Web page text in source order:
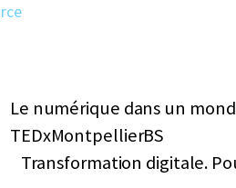
Le numérique dans un
TEDxMontpellierBS
Transformation digitale.